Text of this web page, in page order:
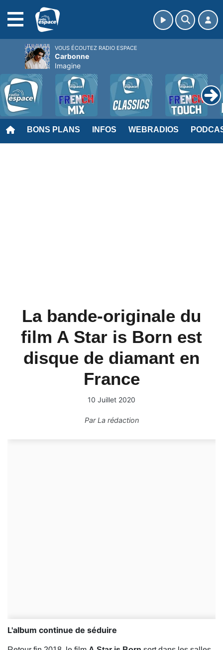
BONS PLANS INFOS WEBRADIOS
La bande-originale du
film A Star is Born est
disque de diamant en
France
10 Juillet 2020
ParLa rédaction
L'album continue de séduire
VOUS ÉCOUTEZ RADIO ESPACE
Carbonne
Imagine